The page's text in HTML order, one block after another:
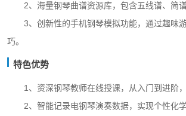
2、海量钢琴曲谱资源库，包含五线谱、简
3、创新性的手机钢琴模拟功能，通过趣味
巧。
特色优势
1、资深钢琴教师在线授课，从入门到进阶
2、智能记录电钢琴演奏数据，实现个性化学